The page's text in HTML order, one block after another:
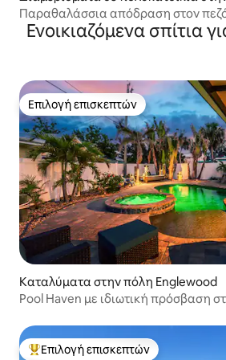
glewood
Παραθαλάσσια απόδραση στον
Ενοικιαζόμενα σπίτια
Επιλογή επισκεπτών
Επιλογή επισκεπτών
Καταλύματα στην πόλη Englewood
Pool Haven με ιδιωτική πρόσβαση
Κορυφαία επιλογή επισκεπτών
Επιλογή επισκεπτών